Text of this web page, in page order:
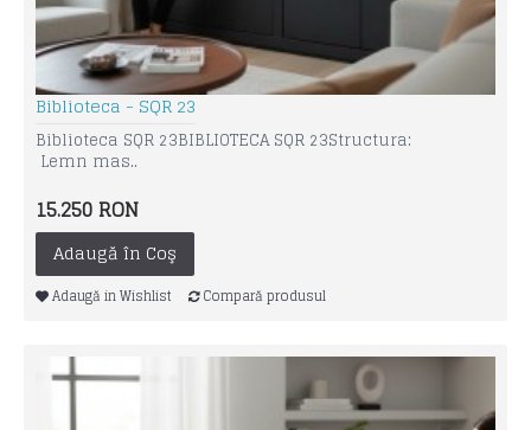
Biblioteca - SQR 23
Biblioteca SQR 23BIBLIOTECA SQR 23Structura:
Lemn mas..
15.250 RON
Adaugă în Coş
Adaugă in Wishlist Compară produsul